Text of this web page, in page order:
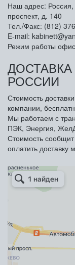
Наш адрес: Россия,
проспект, д. 140
Тел./Факс: (812)
E-mail:
Режим работы
РОССИИ
Стоимость
компании,
Мы работаем с
ПЭК, Энергия,
Стоимость
оплатить доставку
Арметкон
Металлическая
Торговое